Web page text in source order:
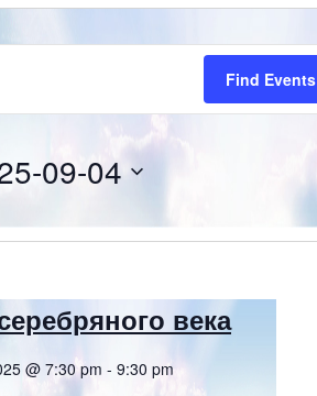
Find Events
09-04
века
@ 7:30 pm - 9:30 pm